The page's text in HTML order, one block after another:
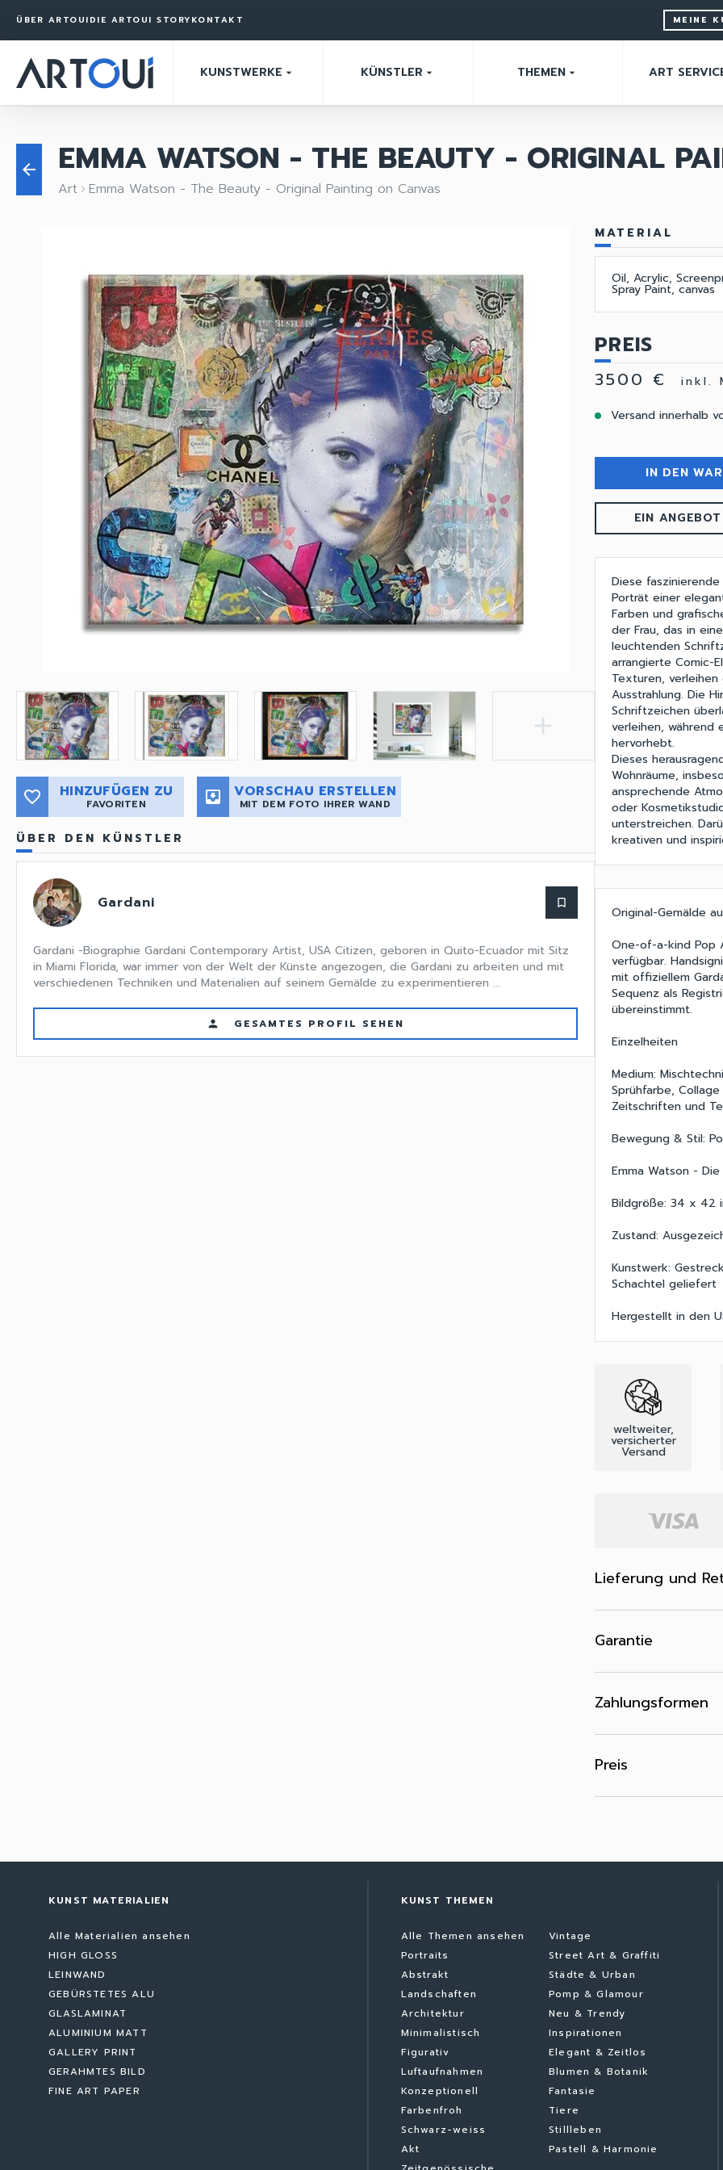
ÜBER ARTOUI DIE ARTOUI STORY KONTAKT MEINE
KUNSTWERKE arrow_drop_down KÜNSTLER arrow_drop_down THEMEN arrow_drop_down ART
arrow_back EMMA WATSON - THE BEAUTY - ORIGINAL
Art keyboard_arrow_right Emma Watson - The Beauty - Original Painting on Canvas
add
favorite_border HINZUFÜGEN ZU
FAVORITEN move_to_inbox VORSCHAU ERSTELLEN
MIT DEM FOTO IHRER WAND
ÜBER DEN KÜNSTLER
Gardani bookmark_border
Gardani -Biographie Gardani Contemporary Artist, USA Citizen, geboren in Quito-Ecuador mit Sitz
in Miami Florida, war immer von der Welt der Künste angezogen, die Gardani zu arbeiten und mit
verschiedenen Techniken und Materialien auf seinem Gemälde zu experimentieren ...
person GESAMTES PROFIL SEHEN
MATERIAL
Oil, Acrylic,
Spray Paint, canvas
PREIS
3500 €
inkl.
Versand innerhalb
IN DEN
EIN
Diese
Porträt einer
Farben und
der Frau, das in
leuchtenden
arrangierte Comic-
Texturen,
Ausstrahlung. Die
Schriftzeichen
verleihen, während
hervorhebt.
Dieses
Wohnräume,
ansprechende
oder
unterstreichen.
kreativen und
Original-Gemälde
One-of-a-kind Pop
verfügbar.
mit offiziellem
Sequenz als
übereinstimmt.
Einzelheiten
Medium:
Sprühfarbe,
Zeitschriften und
Bewegung & Stil:
Emma Watson -
Bildgröße: 34 x 42
Zustand:
Kunstwerk:
Schachtel geliefert
Hergestellt in den
weltweiter,
versicherter
Versand
Lieferung und
Garantie
Zahlungsformen
Preis
KUNST MATERIALIEN
Alle Materialien ansehen
HIGH GLOSS
LEINWAND
GEBÜRSTETES ALU
GLASLAMINAT
ALUMINIUM MATT
GALLERY PRINT
GERAHMTES BILD
FINE ART PAPER
KUNST THEMEN
Alle Themen ansehen
Portraits
Abstrakt
Landschaften
Architektur
Minimalistisch
Figurativ
Luftaufnahmen
Konzeptionell
Farbenfroh
Schwarz-weiss
Akt
Vintage
Street Art & Graffiti
Städte & Urban
Pomp & Glamour
Neu & Trendy
Inspirationen
Elegant & Zeitlos
Blumen & Botanik
Fantasie
Tiere
Stillleben
Pastell & Harmonie